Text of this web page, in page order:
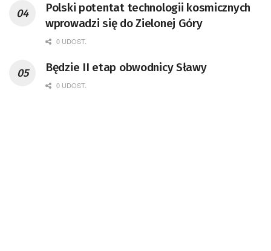
doktor habilitowany nauk fizycznych,
koordynator Rady Sektorowej ds.
Kompetencji Przemysłu Lotniczo-
Badań Kosmicznych i Satelitarnych PAN.
Polski potentat technologii kosmicznych
wprowadzi się do Zielonej Góry
0 UDOST.
Będzie II etap obwodnicy Sławy
0 UDOST.